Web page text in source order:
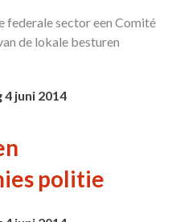
federale sector een Comité
de lokale besturen
juni 2014
politie